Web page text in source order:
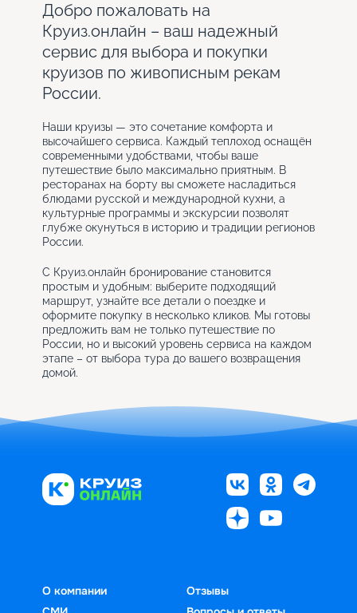
Добро пожаловать на
Круиз.онлайн – ваш надежный
сервис для выбора и покупки
круизов по живописным рекам
России.
Наши круизы — это сочетание комфорта и
высочайшего сервиса. Каждый теплоход оснащён
современными удобствами, чтобы ваше
путешествие было максимально приятным. В
ресторанах на борту вы сможете насладиться
блюдами русской и международной кухни, а
культурные программы и экскурсии позволят
глубже окунуться в историю и традиции регионов
России.
С Круиз.онлайн бронирование становится
простым и удобным: выберите подходящий
маршрут, узнайте все детали о поездке и
оформите покупку в несколько кликов. Мы готовы
предложить вам не только путешествие по
России, но и высокий уровень сервиса на каждом
этапе – от выбора тура до вашего возвращения
домой.
О компании
Отзывы